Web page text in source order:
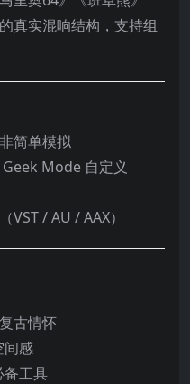
真实混响结构，支持组
简单模拟
Mode 自定义
/ AU / AAX）
古情怀
间感
备工具